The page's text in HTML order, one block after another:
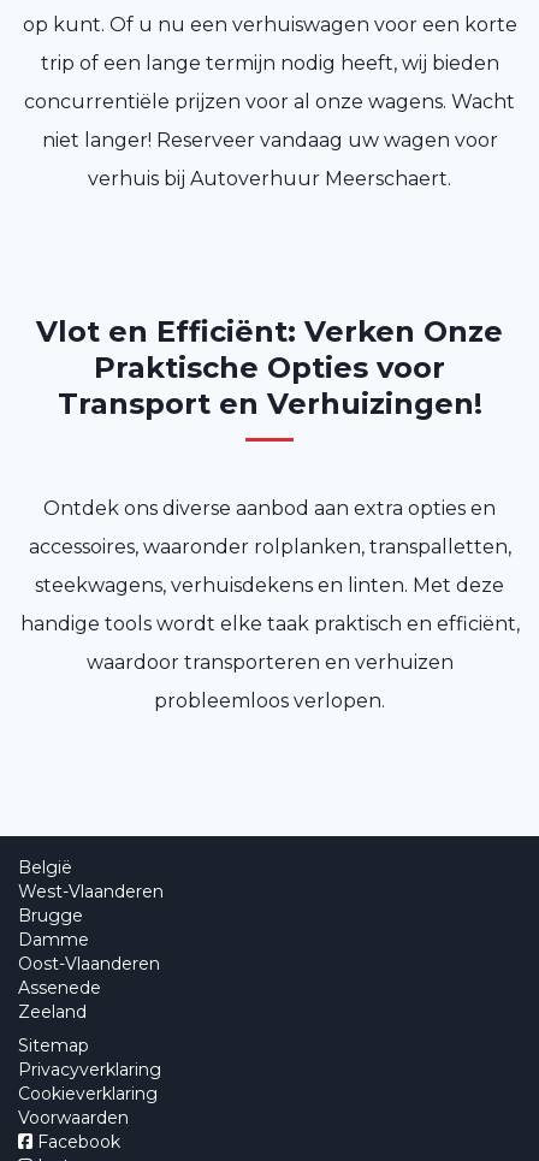
op kunt. Of u nu een verhuiswagen voor een korte
trip of een lange termijn nodig heeft, wij bieden
concurrentiële prijzen voor al onze wagens. Wacht
niet langer! Reserveer vandaag uw wagen voor
verhuis bij Autoverhuur Meerschaert.
Vlot en Efficiënt: Verken Onze
Praktische Opties voor
Transport en Verhuizingen!
Ontdek ons diverse aanbod aan extra opties en
accessoires, waaronder rolplanken, transpalletten,
steekwagens, verhuisdekens en linten. Met deze
handige tools wordt elke taak praktisch en efficiënt,
waardoor transporteren en verhuizen
probleemloos verlopen.
België
West-Vlaanderen
Brugge
Damme
Oost-Vlaanderen
Assenede
Zeeland
Sitemap
Privacyverklaring
Cookieverklaring
Voorwaarden
Facebook